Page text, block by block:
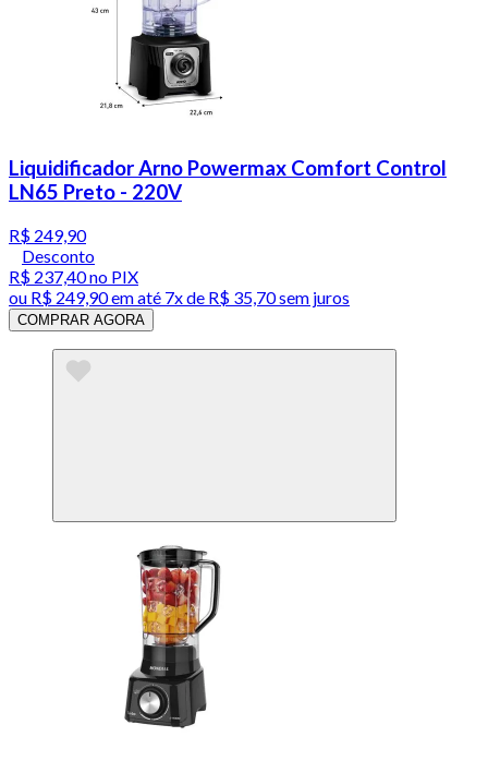
Liquidificador Arno Powermax Comfort Control
LN65 Preto - 220V
R$ 249,90
Desconto
R$ 237,40no PIX
ou R$ 249,90em até 7x de R$ 35,70 sem juros
COMPRAR AGORA